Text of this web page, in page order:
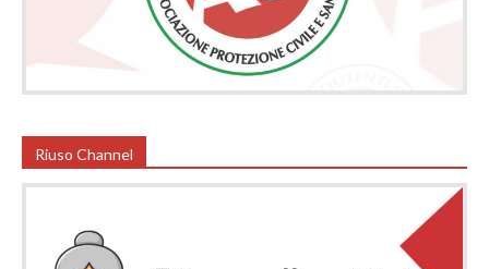
Riuso Channel